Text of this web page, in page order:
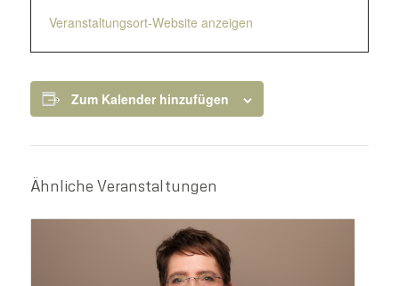
Veranstaltungsort-Website anzeigen
Zum Kalender hinzufügen
Ähnliche Veranstaltungen